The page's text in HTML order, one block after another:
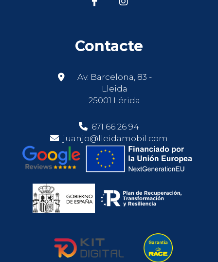
Contacte
Av. Barcelona, 83 -
Lleida
25001 Lérida
671 66 26 94
juanjo@lleidamobil.com